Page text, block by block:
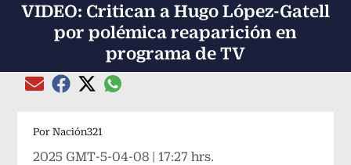
VIDEO: Critican a Hugo López-Gatell
por polémica reaparición en
programa de TV
Compartir el artículo actual mediante Email
Compartir el artículo actual mediante Facebook
Compartir el artículo actual mediante Twitter
Compartir el artículo actual mediante
Por Nación321
2025 GMT-5-04-08 | 17:27 hrs.